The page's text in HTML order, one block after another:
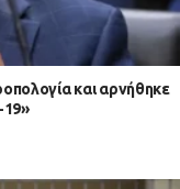
και αρνήθηκε
19»